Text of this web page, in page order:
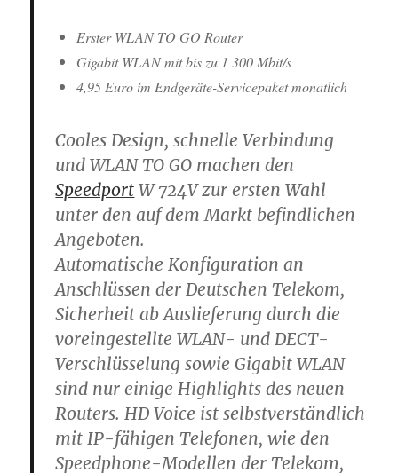
Erster WLAN TO GO Router
Gigabit WLAN mit bis zu 1 300 Mbit/s
4,95 Euro im Endgeräte-Servicepaket monatlich
Cooles Design, schnelle Verbindung
und WLAN TO GO machen den
Speedport W 724V zur ersten Wahl
unter den auf dem Markt befindlichen
Angeboten.
Automatische Konfiguration an
Anschlüssen der Deutschen Telekom,
Sicherheit ab Auslieferung durch die
voreingestellte WLAN- und DECT-
Verschlüsselung sowie Gigabit WLAN
sind nur einige Highlights des neuen
Routers. HD Voice ist selbstverständlich
mit IP-fähigen Telefonen, wie den
Speedphone-Modellen der Telekom,